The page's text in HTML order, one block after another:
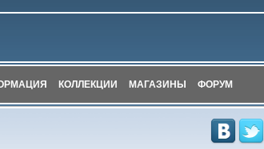
КОЛЛЕКЦИИ МАГАЗИНЫ ФОРУМ